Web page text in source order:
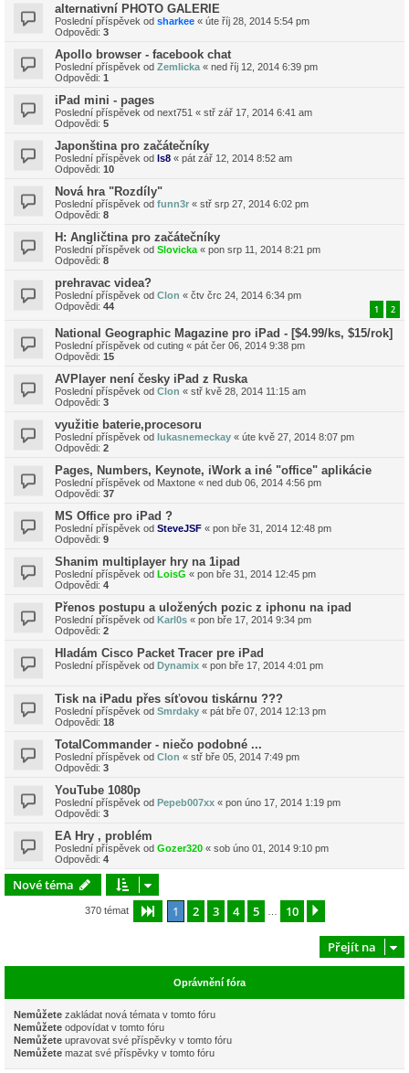
alternativní PHOTO GALERIE
Poslední příspěvek od sharkee « úte říj 28, 2014 5:54 pm
Odpovědi: 3
Apollo browser - facebook chat
Poslední příspěvek od Zemlicka « ned říj 12, 2014 6:39 pm
Odpovědi: 1
iPad mini - pages
Poslední příspěvek od next751 « stř zář 17, 2014 6:41 am
Odpovědi: 5
Japonština pro začátečníky
Poslední příspěvek od ls8 « pát zář 12, 2014 8:52 am
Odpovědi: 10
Nová hra "Rozdíly"
Poslední příspěvek od funn3r « stř srp 27, 2014 6:02 pm
Odpovědi: 8
H: Angličtina pro začátečníky
Poslední příspěvek od Slovicka « pon srp 11, 2014 8:21 pm
Odpovědi: 8
prehravac videa?
Poslední příspěvek od Clon « čtv črc 24, 2014 6:34 pm
Odpovědi: 44 1 2
National Geographic Magazine pro iPad - [$4.99/ks, $15/rok]
Poslední příspěvek od cuting « pát čer 06, 2014 9:38 pm
Odpovědi: 15
AVPlayer není česky iPad z Ruska
Poslední příspěvek od Clon « stř kvě 28, 2014 11:15 am
Odpovědi: 3
využitie baterie,procesoru
Poslední příspěvek od lukasnemeckay « úte kvě 27, 2014 8:07 pm
Odpovědi: 2
Pages, Numbers, Keynote, iWork a iné "office" aplikácie
Poslední příspěvek od Maxtone « ned dub 06, 2014 4:56 pm
Odpovědi: 37
MS Office pro iPad ?
Poslední příspěvek od SteveJSF « pon bře 31, 2014 12:48 pm
Odpovědi: 9
Shanim multiplayer hry na 1ipad
Poslední příspěvek od LoisG « pon bře 31, 2014 12:45 pm
Odpovědi: 4
Přenos postupu a uložených pozic z iphonu na ipad
Poslední příspěvek od Karl0s « pon bře 17, 2014 9:34 pm
Odpovědi: 2
Hladám Cisco Packet Tracer pre iPad
Poslední příspěvek od Dynamix « pon bře 17, 2014 4:01 pm
Tisk na iPadu přes síťovou tiskárnu ???
Poslední příspěvek od Smrdaky « pát bře 07, 2014 12:13 pm
Odpovědi: 18
TotalCommander - niečo podobné ...
Poslední příspěvek od Clon « stř bře 05, 2014 7:49 pm
Odpovědi: 3
YouTube 1080p
Poslední příspěvek od Pepeb007xx « pon úno 17, 2014 1:19 pm
Odpovědi: 3
EA Hry , problém
Poslední příspěvek od Gozer320 « sob úno 01, 2014 9:10 pm
Odpovědi: 4
Nové téma
370 témat Stránka z 10
1 2 3 4 5 10
Přejít na
Oprávnění fóra
Nemůžete zakládat nová témata v tomto fóru
Nemůžete odpovídat v tomto fóru
Nemůžete upravovat své příspěvky v tomto fóru
Nemůžete mazat své příspěvky v tomto fóru